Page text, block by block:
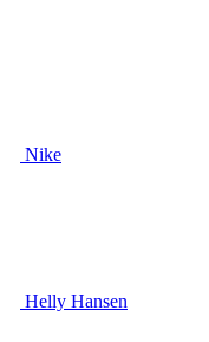
Nike
Helly Hansen